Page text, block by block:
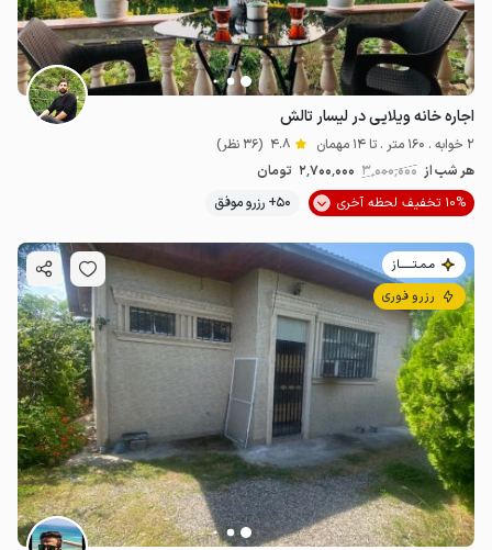
اجاره خانه ویلایی در لیسار تالش
2 خوابه . 160 متر . تا 14 مهمان 4.8 (36 نظر)
هر شب از 3٬000٬000 2٬700٬000 تومان
10% تخفیف لحظه آخری
50+ رزرو موفق
مـمـتــــــاز
رزرو فوری